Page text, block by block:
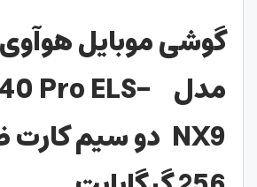
گوشی موبایل هوآوی
مدل Pro ELS-
NX9 دو سیم کارت